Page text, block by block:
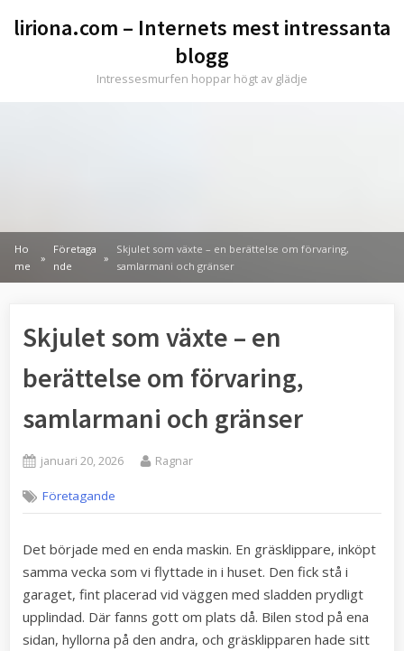
liriona.com – Internets mest intressanta
blogg
Intressesmurfen hoppar högt av glädje
Ho
me
Företaga
nde
Skjulet som växte – en berättelse om förvaring,
samlarmani och gränser
Skjulet som växte – en
berättelse om förvaring,
samlarmani och gränser
Posted
januari 20, 2026 By
Ragnar
Företagande
Det började med en enda maskin. En gräsklippare, inköpt
samma vecka som vi flyttade in i huset. Den fick stå i
garaget, fint placerad vid väggen med sladden prydligt
upplindad. Där fanns gott om plats då. Bilen stod på ena
sidan, hyllorna på den andra, och gräsklipparen hade sitt